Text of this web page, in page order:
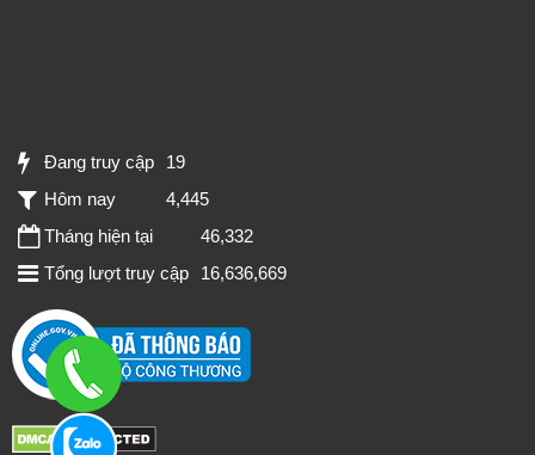
Đang truy cập
19
Hôm nay
4,445
Tháng hiện tại
46,332
Tổng lượt truy cập
16,636,669